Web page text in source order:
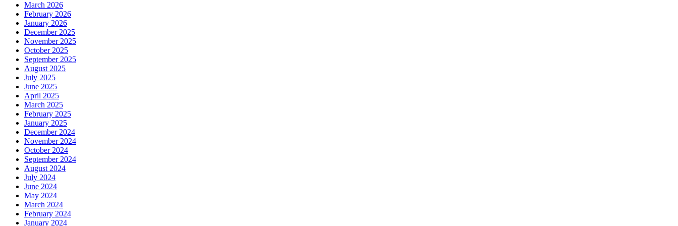
March 2026
February 2026
January 2026
December 2025
November 2025
October 2025
September 2025
August 2025
July 2025
June 2025
April 2025
March 2025
February 2025
January 2025
December 2024
November 2024
October 2024
September 2024
August 2024
July 2024
June 2024
May 2024
March 2024
February 2024
January 2024